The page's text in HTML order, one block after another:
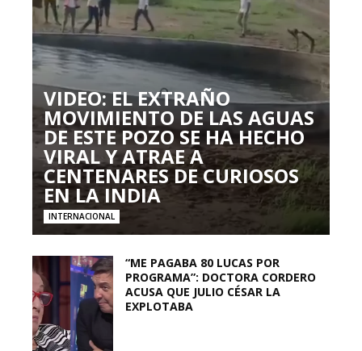
VIDEO: EL EXTRAÑO
MOVIMIENTO DE LAS AGUAS
DE ESTE POZO SE HA HECHO
VIRAL Y ATRAE A
CENTENARES DE CURIOSOS
EN LA INDIA
INTERNACIONAL
“ME PAGABA 80 LUCAS POR
PROGRAMA”: DOCTORA CORDERO
ACUSA QUE JULIO CÉSAR LA
EXPLOTABA